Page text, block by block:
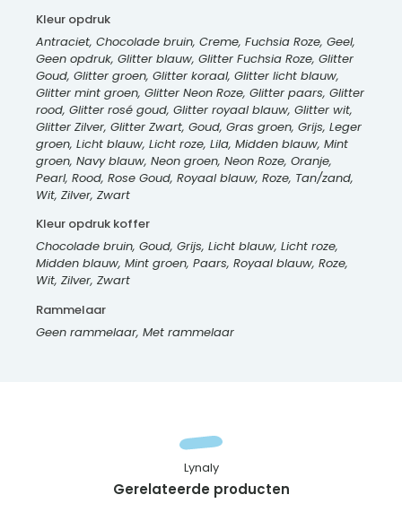
Kleur opdruk
Antraciet, Chocolade bruin, Creme, Fuchsia Roze, Geel,
Geen opdruk, Glitter blauw, Glitter Fuchsia Roze, Glitter
Goud, Glitter groen, Glitter koraal, Glitter licht blauw,
Glitter mint groen, Glitter Neon Roze, Glitter paars, Glitter
rood, Glitter rosé goud, Glitter royaal blauw, Glitter wit,
Glitter Zilver, Glitter Zwart, Goud, Gras groen, Grijs, Leger
groen, Licht blauw, Licht roze, Lila, Midden blauw, Mint
groen, Navy blauw, Neon groen, Neon Roze, Oranje,
Pearl, Rood, Rose Goud, Royaal blauw, Roze, Tan/zand,
Wit, Zilver, Zwart
Kleur opdruk koffer
Chocolade bruin, Goud, Grijs, Licht blauw, Licht roze,
Midden blauw, Mint groen, Paars, Royaal blauw, Roze,
Wit, Zilver, Zwart
Rammelaar
Geen rammelaar, Met rammelaar
Gerelateerde producten
Lynaly